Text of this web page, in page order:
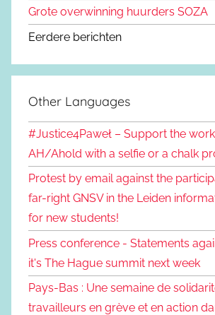
Grote overwinning huurders SOZA
Eerdere berichten
Other Languages
#Justice4Paweł – Support the
AH/Ahold with a selfie or a chalk
Protest by email against the
far-right GNSV in the Leiden
for new students!
Press conference - Statements
it's The Hague summit next week
Pays-Bas : Une semaine de
travailleurs en grève et en action